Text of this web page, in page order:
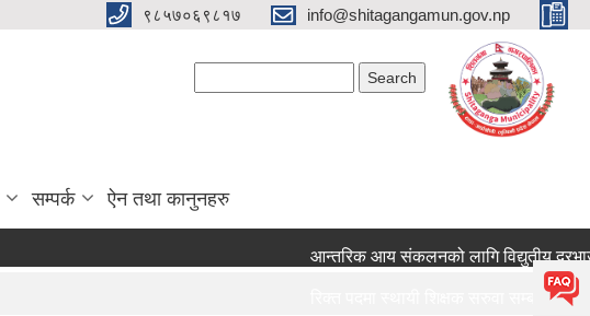
९८५७०६९८१७ info@shitagangamun.gov.np
सम्पर्क ऐन तथा कानुनहरु
आन्तरिक आय संकलनको लागि विद्युतीय
रिक्त पदमा स्थायी शिक्षक सरुवा सम्बन्धमा ।।।